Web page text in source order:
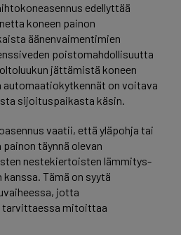
edellyttää
koneen painon
äänenvaimentimien
poistomahdollisuutta
jättämistä koneen
automaatiokytkennät on voitava
sijoituspaikasta käsin.
vaatii, että yläpohja tai
täynnä olevan
nestekiertoisten lämmitys-
Tämä on syytä
jotta
tarvittaessa mitoittaa